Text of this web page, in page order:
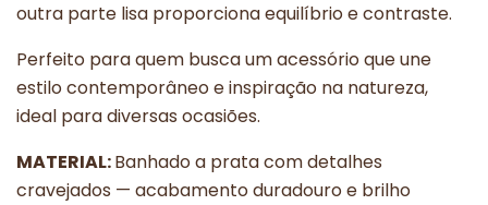
outra parte lisa proporciona equilíbrio e contraste.
Perfeito para quem busca um acessório que une
estilo contemporâneo e inspiração na natureza,
ideal para diversas ocasiões.
MATERIAL:Banhado a prata com detalhes
cravejados — acabamento duradouro e brilho